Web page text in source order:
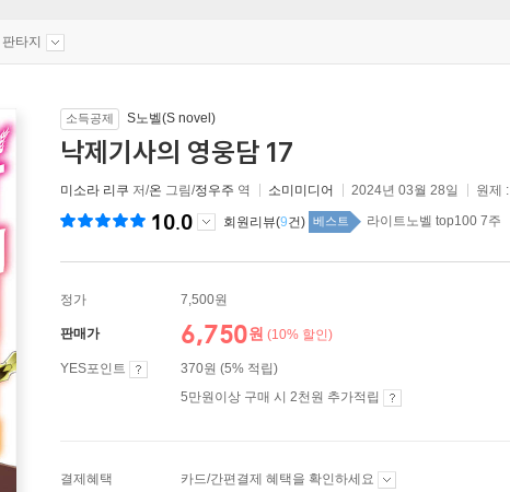
판타지
소득공제 S노벨(S novel)
낙제기사의 영웅담 17
미소라 리쿠 저/온 그림/정우주 역 소미미디어 2024년 03월 28일 원제 :
10.0 회원리뷰(9건) 베스트 라이트노벨 top100 7주
정가 7,500원
판매가 6,750원 (10% 할인)
YES포인트
370원 (5% 적립)
5만원이상 구매 시 2천원 추가적립
결제혜택 카드/간편결제 혜택을 확인하세요